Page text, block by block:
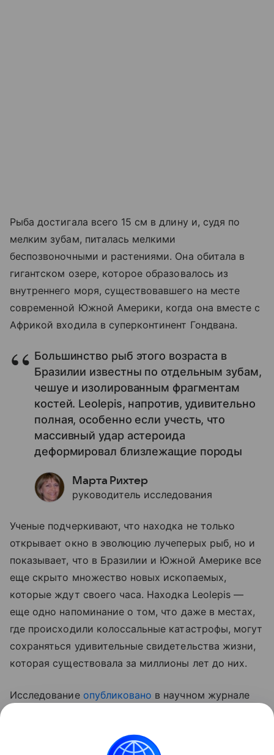
Рыба достигала всего 15 см в длину и, судя по
мелким зубам, питалась мелкими
беспозвоночными и растениями. Она обитала в
гигантском озере, которое образовалось из
внутреннего моря, существовавшего на месте
современной Южной Америки, когда она вместе с
Африкой входила в суперконтинент Гондвана.
Большинство рыб этого возраста в
Бразилии известны по отдельным зубам,
чешуе и изолированным фрагментам
костей. Leolepis, напротив, удивительно
полная, особенно если учесть, что
массивный удар астероида
деформировал близлежащие породы
Марта Рихтер
руководитель исследования
Ученые подчеркивают, что находка не только
открывает окно в эволюцию лучеперых рыб, но и
показывает, что в Бразилии и Южной Америке все
еще скрыто множество новых ископаемых,
которые ждут своего часа. Находка Leolepis —
еще одно напоминание о том, что даже в местах,
где происходили колоссальные катастрофы, могут
сохраняться удивительные свидетельства жизни,
которая существовала за миллионы лет до них.
Исследование опубликовано в научном журнале
рассказывала